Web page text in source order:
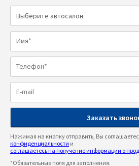
Нажимая на кнопку отправить, Вы
конфиденциальности и
соглашаетесь на получение информации о
*Обязательные поля для заполнения.